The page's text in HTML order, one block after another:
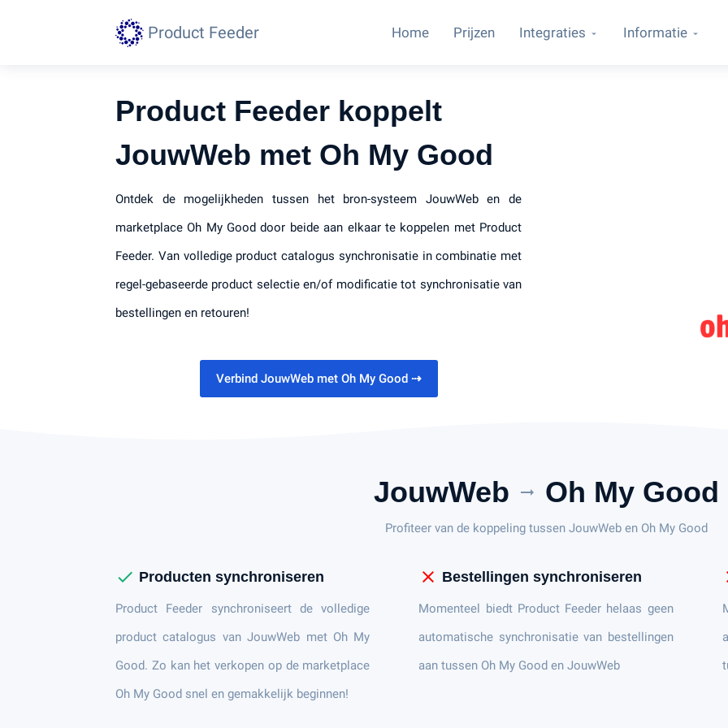
Product Feeder Home Prijzen Integraties Informatie
Product Feeder koppelt
JouwWeb met Oh My Good
Ontdek de mogelijkheden tussen het bron-systeem JouwWeb en de
marketplace Oh My Good door beide aan elkaar te koppelen met Product
Feeder. Van volledige product catalogus synchronisatie in combinatie met
regel-gebaseerde product selectie en/of modificatie tot synchronisatie van
bestellingen en retouren!
Verbind JouwWeb met Oh My Good ⇢
JouwWeb arrow_right_alt Oh My Good
Profiteer van de koppeling tussen JouwWeb en Oh My Good
check Producten synchroniseren
Product Feeder synchroniseert de volledige
product catalogus van JouwWeb met Oh My
Good. Zo kan het verkopen op de marketplace
Oh My Good snel en gemakkelijk beginnen!
close Bestellingen synchroniseren
Momenteel biedt Product Feeder helaas geen
automatische synchronisatie van bestellingen
aan tussen Oh My Good en JouwWeb